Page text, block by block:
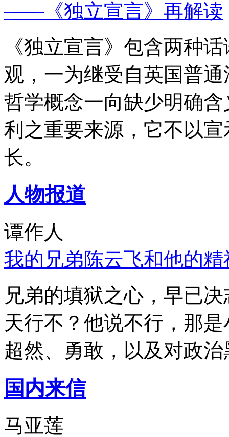
——《独立宣言》再解读
《独立宣言》包含两种
观，一为继受自英国普
哲学概念一向缺少明确
利之重要来源，它不以
长。
人物报道
谭作人
我的兄弟陈云飞和他的
兄弟的填狱之心，早已
天行不？他说不行，那
超然、勇敢，以及对政
国内来信
马亚莲